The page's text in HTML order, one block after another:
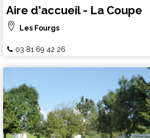
Aire d'accueil - La Coupe
Les Fourgs
03 81 69 42 26